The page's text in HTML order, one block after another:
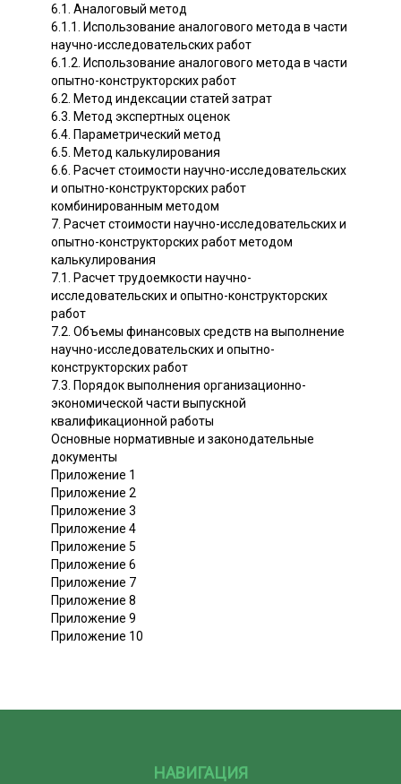
6.1. Аналоговый метод
6.1.1. Использование аналогового метода в части
научно-исследовательских работ
6.1.2. Использование аналогового метода в части
опытно-конструкторских работ
6.2. Метод индексации статей затрат
6.3. Метод экспертных оценок
6.4. Параметрический метод
6.5. Метод калькулирования
6.6. Расчет стоимости научно-исследовательских
и опытно-конструкторских работ
комбинированным методом
7. Расчет стоимости научно-исследовательских и
опытно-конструкторских работ методом
калькулирования
7.1. Расчет трудоемкости научно-
исследовательских и опытно-конструкторских
работ
7.2. Объемы финансовых средств на выполнение
научно-исследовательских и опытно-
конструкторских работ
7.3. Порядок выполнения организационно-
экономической части выпускной
квалификационной работы
Основные нормативные и законодательные
документы
Приложение 1
Приложение 2
Приложение 3
Приложение 4
Приложение 5
Приложение 6
Приложение 7
Приложение 8
Приложение 9
Приложение 10
НАВИГАЦИЯ